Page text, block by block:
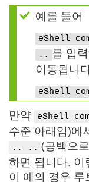
예를 들어
eShell
.. 를 입
이동됩니
eShell
만약 eShell
수준 아래임)에
.. .. (공백으
하면 됩니다. 이
이 예의 경우